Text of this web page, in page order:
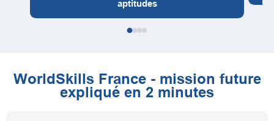
aptitudes
WorldSkills France - mission future
expliqué en 2 minutes